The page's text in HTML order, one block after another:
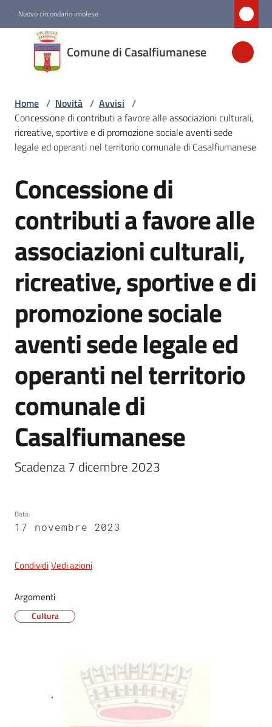
Nuovo circondario imolese
Comune di Casalfiumanese
Comune di
Casalfiumanese
Amministrazione
Novità
Servizi
Vivere
Casalfiumanese
5x1000
Servizi
line
Tutti
gli
argomenti
Home / Novità / Avvisi /
Concessione di contributi a favore alle associazioni culturali,
ricreative, sportive e di promozione sociale aventi sede
legale ed operanti nel territorio comunale di Casalfiumanese
Salta al contenuto
Concessione di
contributi a favore alle
associazioni culturali,
ricreative, sportive e di
promozione sociale
aventi sede legale ed
operanti nel territorio
comunale di
Casalfiumanese
Scadenza 7 dicembre 2023
Data:
17 novembre 2023
CondividiVedi azioni
Argomenti
Cultura